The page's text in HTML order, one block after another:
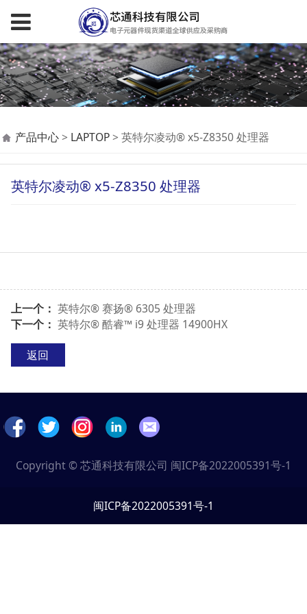
英特尔凌动® x5-Z8350
处理器
产品中心> LAPTOP> 英特尔凌动® x5-Z8350 处理器
英特尔凌动® x5-Z8350 处理器
上一个： 英特尔® 赛扬® 6305 处理器
下一个： 英特尔® 酷睿™ i9 处理器 14900HX
返回
Copyright © 芯通科技有限公司 闽ICP备2022005391号-1
闽ICP备2022005391号-1